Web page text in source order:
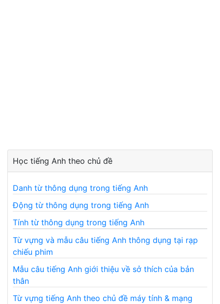
Học tiếng Anh theo chủ đề
Danh từ thông dụng trong tiếng Anh
Động từ thông dụng trong tiếng Anh
Tính từ thông dụng trong tiếng Anh
Từ vựng và mẫu câu tiếng Anh thông dụng tại rạp
chiếu phim
Mẫu câu tiếng Anh giới thiệu về sở thích của bản
thân
Từ vựng tiếng Anh theo chủ đề máy tính & mạng